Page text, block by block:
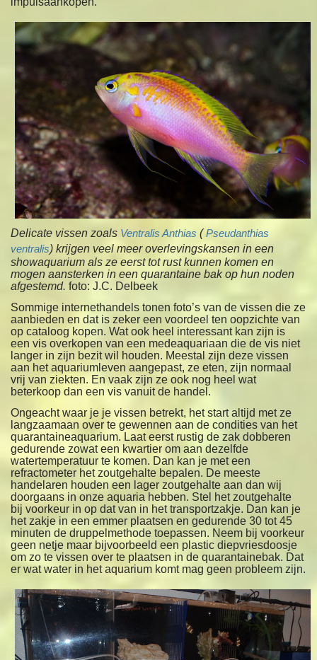
Delicate vissen zoals Ventralis Anthias (Pseudanthias
ventralis) krijgen veel meer overlevingskansen in een
showaquarium als ze eerst tot rust kunnen komen en
mogen aansterken in een quarantaine bak op hun noden
afgestemd.foto: J.C. Delbeek
Sommige internethandels tonen foto’s van de vissen die ze
aanbieden en dat is zeker een voordeel ten oopzichte van
op cataloog kopen. Wat ook heel interessant kan zijn is
een vis overkopen van een medeaquariaan die de vis niet
langer in zijn bezit wil houden. Meestal zijn deze vissen
aan het aquariumleven aangepast, ze eten, zijn normaal
vrij van ziekten. En vaak zijn ze ook nog heel wat
beterkoop dan een vis vanuit de handel.
Ongeacht waar je je vissen betrekt, het start altijd met ze
langzaamaan over te gewennen aan de condities van het
quarantaineaquarium. Laat eerst rustig de zak dobberen
gedurende zowat een kwartier om aan dezelfde
watertemperatuur te komen. Dan kan je met een
refractometer het zoutgehalte bepalen. De meeste
handelaren houden een lager zoutgehalte aan dan wij
doorgaans in onze aquaria hebben. Stel het zoutgehalte
bij voorkeur in op dat van in het transportzakje. Dan kan je
het zakje in een emmer plaatsen en gedurende 30 tot 45
minuten de druppelmethode toepassen. Neem bij voorkeur
geen netje maar bijvoorbeeld een plastic diepvriesdoosje
om zo te vissen over te plaatsen in de quarantainebak. Dat
er wat water in het aquarium komt mag geen probleem zijn.